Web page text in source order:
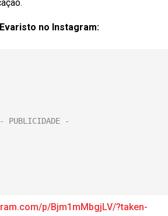
no Instagram:
p/Bjm1mMbgjLV/?taken-